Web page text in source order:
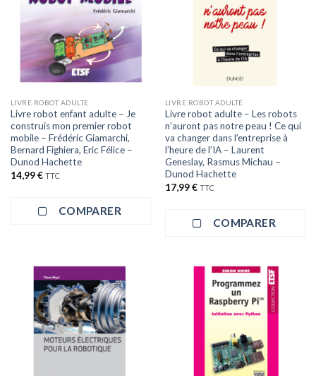
LIVRE ROBOT ADULTE
Livre robot enfant adulte – Je
construis mon premier robot
mobile – Frédéric Giamarchi,
Bernard Fighiera, Eric Félice –
Dunod Hachette
14,99€ TTC
COMPARER
LIVRE ROBOT ADULTE
Livre robot adulte – Les robots
n’auront pas notre peau ! Ce qui
va changer dans l’entreprise à
l’heure de l’IA – Laurent
Geneslay, Rasmus Michau –
Dunod Hachette
17,99€ TTC
COMPARER